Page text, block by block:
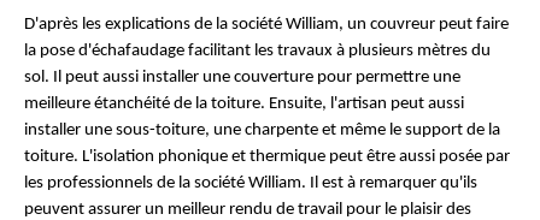
D'après les explications de la société William, un couvreur peut faire
la pose d'échafaudage facilitant les travaux à plusieurs mètres du
sol. Il peut aussi installer une couverture pour permettre une
meilleure étanchéité de la toiture. Ensuite, l'artisan peut aussi
installer une sous-toiture, une charpente et même le support de la
toiture. L'isolation phonique et thermique peut être aussi posée par
les professionnels de la société William. Il est à remarquer qu'ils
peuvent assurer un meilleur rendu de travail pour le plaisir des